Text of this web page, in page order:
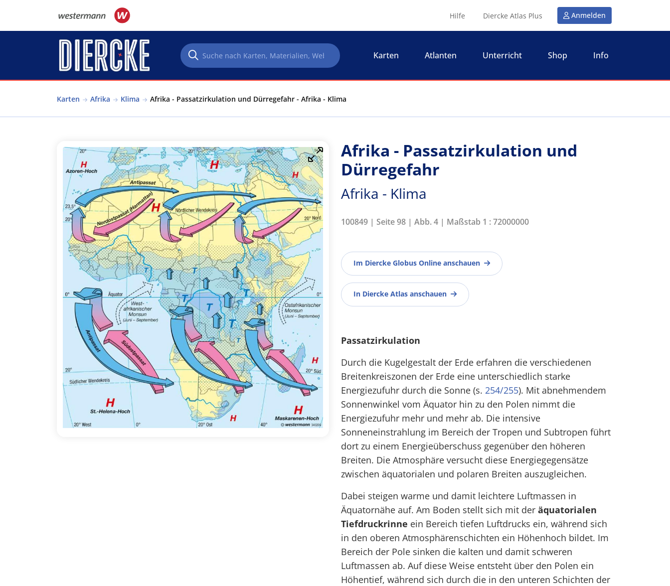
Hilfe Diercke Atlas Plus Anmelden
Karten Atlanten Unterricht Shop Info
Karten Afrika Klima Afrika - Passatzirkulation und Dürregefahr - Afrika - Klima
Afrika - Passatzirkulation und
Dürregefahr
Afrika - Klima
100849 | Seite 98 | Abb. 4 | Maßstab 1 : 72000000
Im Diercke Globus Online anschauen
In Diercke Atlas anschauen
Passatzirkulation
Durch die Kugelgestalt der Erde erfahren die verschiedenen
Breitenkreiszonen der Erde eine unterschiedlich starke
Energiezufuhr durch die Sonne (s. 254/255). Mit abnehmendem
Sonnenwinkel vom Äquator hin zu den Polen nimmt die
Energiezufuhr mehr und mehr ab. Die intensive
Sonneneinstrahlung im Bereich der Tropen und Subtropen führt
dort zu einem Energieüberschuss gegenüber den höheren
Breiten. Die Atmosphäre versucht diese Energiegegensätze
zwischen äquatorialen und polaren Breiten auszugleichen.
Dabei steigen warme und damit leichtere Luftmassen in
Äquatornähe auf. Am Boden stellt sich mit der äquatorialen
Tiefdruckrinne ein Bereich tiefen Luftdrucks ein, während sich
in den oberen Atmosphärenschichten ein Höhenhoch bildet. Im
Bereich der Pole sinken die kalten und damit schweren
Luftmassen ab. Auf diese Weise entsteht über den Polen ein
Höhentief, während sich durch die in den unteren Schichten der